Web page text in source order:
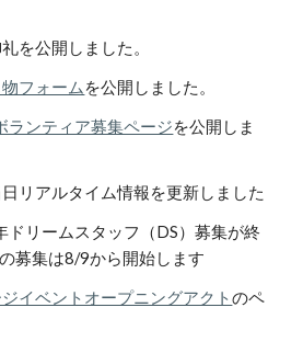
公開しました。
フォーム を公開しました。
ランティア募集ページを公開しま
リアルタイム情報を更新しました
リームスタッフ（DS）募集が終
募集は8/9から開始します
ジイベントオープニングアクトのペ